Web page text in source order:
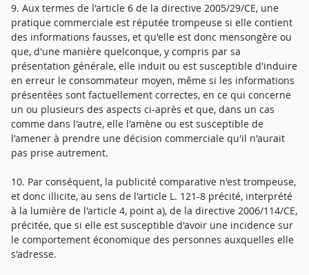
9. Aux termes de l'article 6 de la directive 2005/29/CE, une
pratique commerciale est réputée trompeuse si elle contient
des informations fausses, et qu'elle est donc mensongère ou
que, d'une manière quelconque, y compris par sa
présentation générale, elle induit ou est susceptible d'induire
en erreur le consommateur moyen, même si les informations
présentées sont factuellement correctes, en ce qui concerne
un ou plusieurs des aspects ci-après et que, dans un cas
comme dans l'autre, elle l'amène ou est susceptible de
l'amener à prendre une décision commerciale qu'il n'aurait
pas prise autrement.
10. Par conséquent, la publicité comparative n'est trompeuse,
et donc illicite, au sens de l'article L. 121-8 précité, interprété
à la lumière de l'article 4, point a), de la directive 2006/114/CE,
précitée, que si elle est susceptible d'avoir une incidence sur
le comportement économique des personnes auxquelles elle
s'adresse.